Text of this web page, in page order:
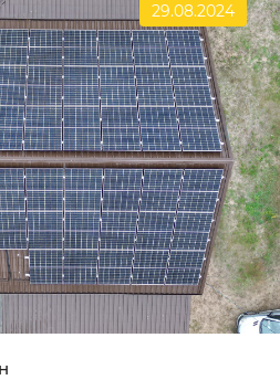
29.08.2024